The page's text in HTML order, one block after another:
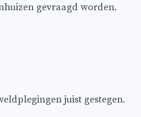
gevraagd worden.
juist gestegen.